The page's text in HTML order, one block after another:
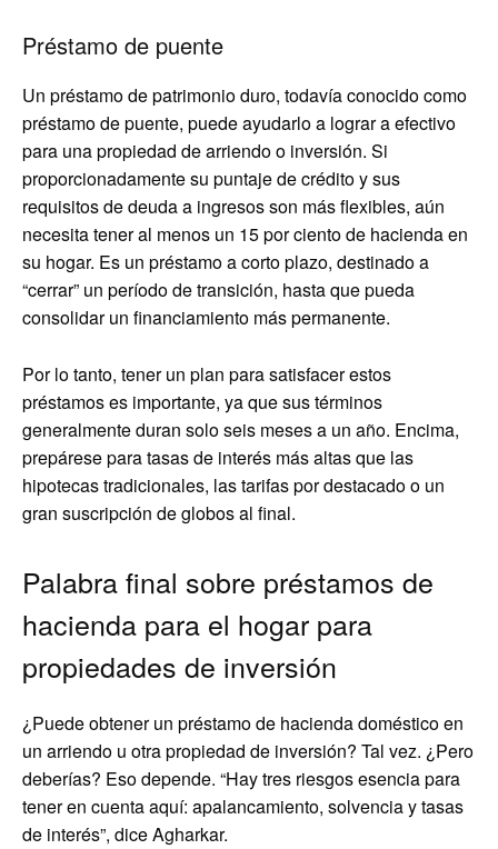
Préstamo de puente
Un préstamo de patrimonio duro, todavía conocido como
préstamo de puente, puede ayudarlo a lograr a efectivo
para una propiedad de arriendo o inversión. Si
proporcionadamente su puntaje de crédito y sus
requisitos de deuda a ingresos son más flexibles, aún
necesita tener al menos un 15 por ciento de hacienda en
su hogar. Es un préstamo a corto plazo, destinado a
“cerrar” un período de transición, hasta que pueda
consolidar un financiamiento más permanente.
Por lo tanto, tener un plan para satisfacer estos
préstamos es importante, ya que sus términos
generalmente duran solo seis meses a un año. Encima,
prepárese para tasas de interés más altas que las
hipotecas tradicionales, las tarifas por destacado o un
gran suscripción de globos al final.
Palabra final sobre préstamos de
hacienda para el hogar para
propiedades de inversión
¿Puede obtener un préstamo de hacienda doméstico en
un arriendo u otra propiedad de inversión? Tal vez. ¿Pero
deberías? Eso depende. “Hay tres riesgos esencia para
tener en cuenta aquí: apalancamiento, solvencia y tasas
de interés”, dice Agharkar.